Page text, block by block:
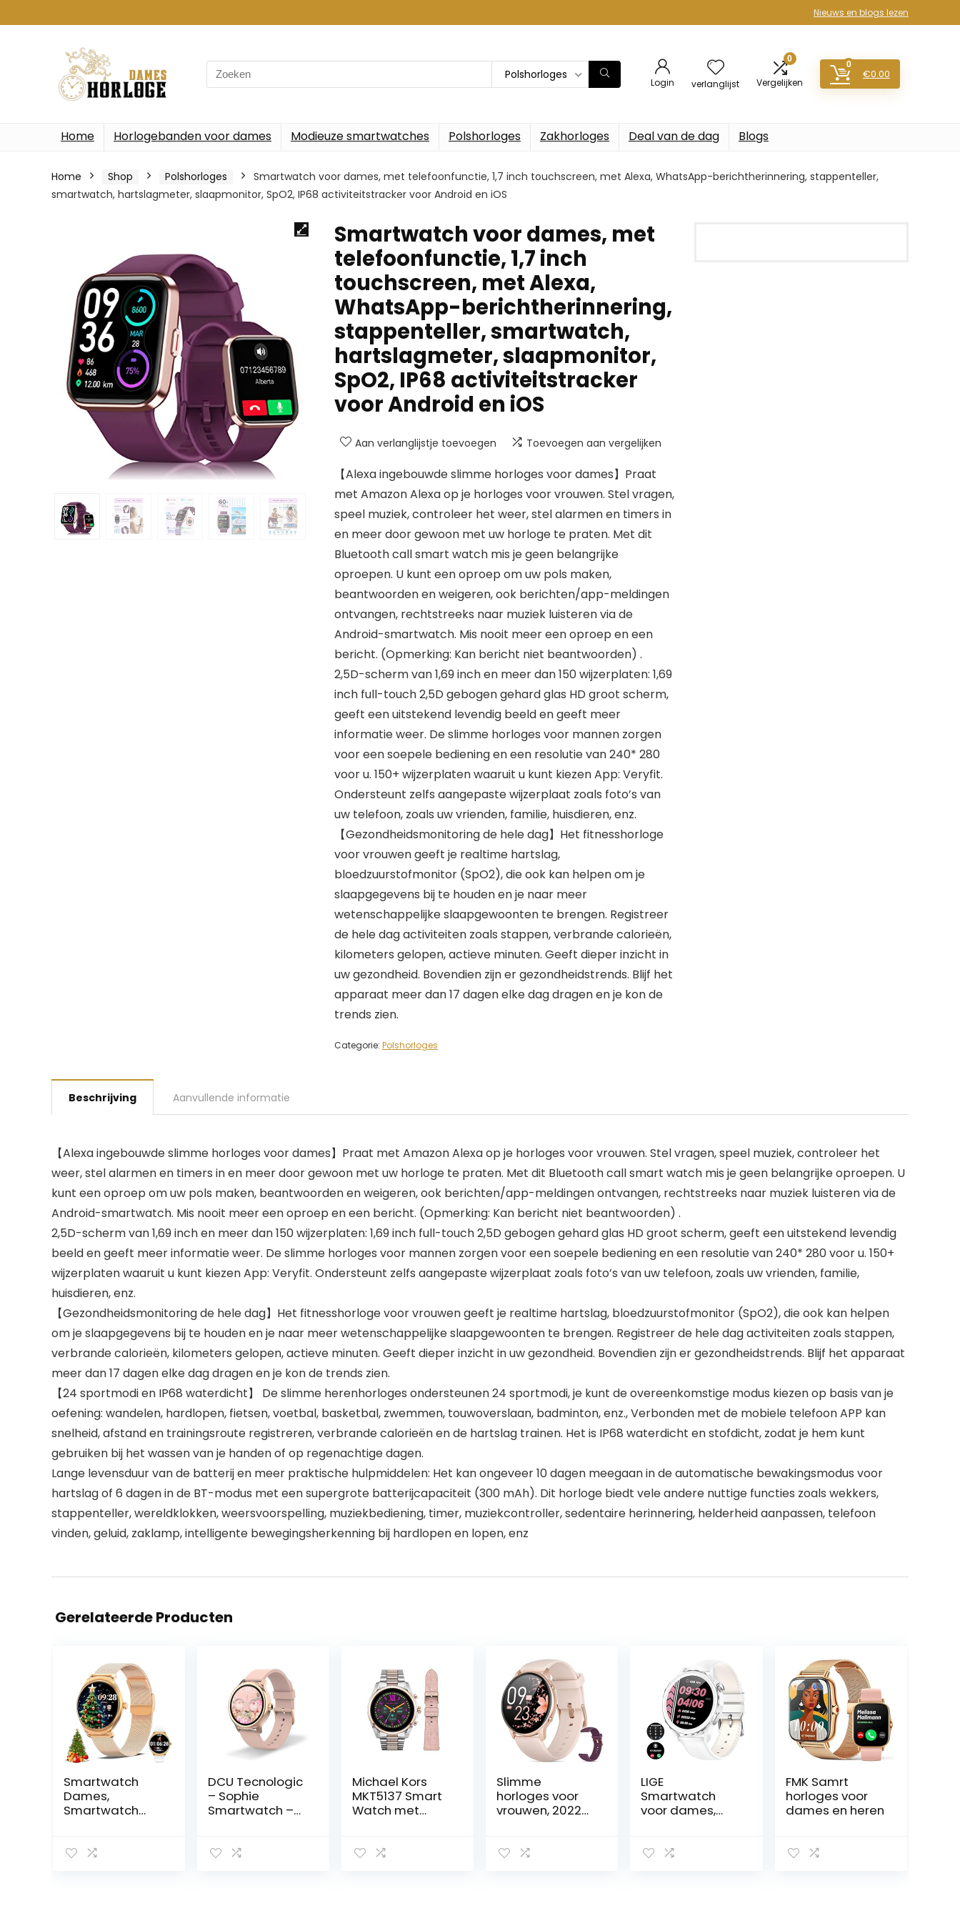
Nieuws en blogs lezen
Search
for:
Polshorloges
Login verlanglijst
0
Vergelijken
0
€0.00
Home Horlogebanden voor dames Modieuze smartwatches Polshorloges Zakhorloges Deal van de dag Blogs
Home Shop Polshorloges
Smartwatch voor dames, met telefoonfunctie, 1,7 inch touchscreen, met Alexa, WhatsApp-berichtherinnering, stappenteller,
smartwatch, hartslagmeter, slaapmonitor, SpO2, IP68 activiteitstracker voor Android en iOS
Smartwatch voor dames, met
telefoonfunctie, 1,7 inch
touchscreen, met Alexa,
WhatsApp-berichtherinnering,
stappenteller, smartwatch,
hartslagmeter, slaapmonitor,
SpO2, IP68 activiteitstracker
voor Android en iOS
Aan verlanglijstje toevoegen Toevoegen aan vergelijken
【Alexa ingebouwde slimme horloges voor dames】Praat
met Amazon Alexa op je horloges voor vrouwen. Stel vragen,
speel muziek, controleer het weer, stel alarmen en timers in
en meer door gewoon met uw horloge te praten. Met dit
Bluetooth call smart watch mis je geen belangrijke
oproepen. U kunt een oproep om uw pols maken,
beantwoorden en weigeren, ook berichten/app-meldingen
ontvangen, rechtstreeks naar muziek luisteren via de
Android-smartwatch. Mis nooit meer een oproep en een
bericht. (Opmerking: Kan bericht niet beantwoorden) .
2,5D-scherm van 1,69 inch en meer dan 150 wijzerplaten: 1,69
inch full-touch 2,5D gebogen gehard glas HD groot scherm,
geeft een uitstekend levendig beeld en geeft meer
informatie weer. De slimme horloges voor mannen zorgen
voor een soepele bediening en een resolutie van 240* 280
voor u. 150+ wijzerplaten waaruit u kunt kiezen App: Veryfit.
Ondersteunt zelfs aangepaste wijzerplaat zoals foto’s van
uw telefoon, zoals uw vrienden, familie, huisdieren, enz.
【Gezondheidsmonitoring de hele dag】Het fitnesshorloge
voor vrouwen geeft je realtime hartslag,
bloedzuurstofmonitor (SpO2), die ook kan helpen om je
slaapgegevens bij te houden en je naar meer
wetenschappelijke slaapgewoonten te brengen. Registreer
de hele dag activiteiten zoals stappen, verbrande calorieën,
kilometers gelopen, actieve minuten. Geeft dieper inzicht in
uw gezondheid. Bovendien zijn er gezondheidstrends. Blijf het
apparaat meer dan 17 dagen elke dag dragen en je kon de
trends zien.
Categorie: Polshorloges
Beschrijving Aanvullende informatie
【Alexa ingebouwde slimme horloges voor dames】Praat met Amazon Alexa op je horloges voor vrouwen. Stel vragen, speel muziek, controleer het
weer, stel alarmen en timers in en meer door gewoon met uw horloge te praten. Met dit Bluetooth call smart watch mis je geen belangrijke oproepen. U
kunt een oproep om uw pols maken, beantwoorden en weigeren, ook berichten/app-meldingen ontvangen, rechtstreeks naar muziek luisteren via de
Android-smartwatch. Mis nooit meer een oproep en een bericht. (Opmerking: Kan bericht niet beantwoorden) .
2,5D-scherm van 1,69 inch en meer dan 150 wijzerplaten: 1,69 inch full-touch 2,5D gebogen gehard glas HD groot scherm, geeft een uitstekend levendig
beeld en geeft meer informatie weer. De slimme horloges voor mannen zorgen voor een soepele bediening en een resolutie van 240* 280 voor u. 150+
wijzerplaten waaruit u kunt kiezen App: Veryfit. Ondersteunt zelfs aangepaste wijzerplaat zoals foto’s van uw telefoon, zoals uw vrienden, familie,
huisdieren, enz.
【Gezondheidsmonitoring de hele dag】Het fitnesshorloge voor vrouwen geeft je realtime hartslag, bloedzuurstofmonitor (SpO2), die ook kan helpen
om je slaapgegevens bij te houden en je naar meer wetenschappelijke slaapgewoonten te brengen. Registreer de hele dag activiteiten zoals stappen,
verbrande calorieën, kilometers gelopen, actieve minuten. Geeft dieper inzicht in uw gezondheid. Bovendien zijn er gezondheidstrends. Blijf het apparaat
meer dan 17 dagen elke dag dragen en je kon de trends zien.
【24 sportmodi en IP68 waterdicht】 De slimme herenhorloges ondersteunen 24 sportmodi, je kunt de overeenkomstige modus kiezen op basis van je
oefening: wandelen, hardlopen, fietsen, voetbal, basketbal, zwemmen, touwoverslaan, badminton, enz., Verbonden met de mobiele telefoon APP kan
snelheid, afstand en trainingsroute registreren, verbrande calorieën en de hartslag trainen. Het is IP68 waterdicht en stofdicht, zodat je hem kunt
gebruiken bij het wassen van je handen of op regenachtige dagen.
Lange levensduur van de batterij en meer praktische hulpmiddelen: Het kan ongeveer 10 dagen meegaan in de automatische bewakingsmodus voor
hartslag of 6 dagen in de BT-modus met een supergrote batterijcapaciteit (300 mAh). Dit horloge biedt vele andere nuttige functies zoals wekkers,
stappenteller, wereldklokken, weersvoorspelling, muziekbediening, timer, muziekcontroller, sedentaire herinnering, helderheid aanpassen, telefoon
vinden, geluid, zaklamp, intelligente bewegingsherkenning bij hardlopen en lopen, enz
Gerelateerde Producten
Smartwatch
Dames,
Smartwatch
Bellen/Kiezen
DCU Tecnologic
– Sophie
Smartwatch –
roségoud met
Michael Kors
MKT5137 Smart
Watch met
maat,zilver
Slimme
horloges voor
vrouwen, 2022
voor Android-
LIGE
Smartwatch
voor dames,
IP68 waterdicht,
FMK Samrt
horloges voor
dames en heren